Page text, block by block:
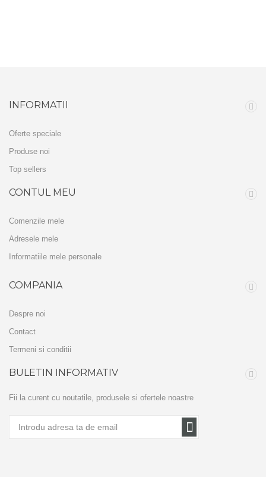
INFORMATII
Oferte speciale
Produse noi
Top sellers
CONTUL MEU
Comenzile mele
Adresele mele
Informatiile mele personale
COMPANIA
Despre noi
Contact
Termeni si conditii
BULETIN INFORMATIV
Fii la curent cu noutatile, produsele si ofertele noastre